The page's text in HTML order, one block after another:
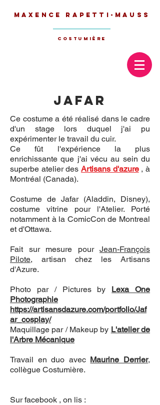
Maxence Rapetti-Mauss
Costumière
Jafar
Ce costume a été réalisé dans le cadre
d'un stage lors duquel j'ai pu
expérimenter le travail du cuir.
Ce fût l'expérience la plus
enrichissante que j'ai vécu au sein du
superbe atelier des Artisans d'azure, à
Montréal (Canada).
Costume de Jafar (Aladdin, Disney),
costume vitrine pour l'Atelier. Porté
notamment à la ComicCon de Montreal
et d'Ottawa.
Fait sur mesure pour Jean-François
Pilote, artisan chez les Artisans
d'Azure.
Photo par / Pictures by Lexa One
Photographie
https://artisansdazure.com/portfolio/Jaf
ar_cosplay/
Maquillage par / Makeup by L'atelier de
l'Arbre Mécanique
Travail en duo avec Maurine Derrier,
collègue Costumière.
Sur facebook , on lis :